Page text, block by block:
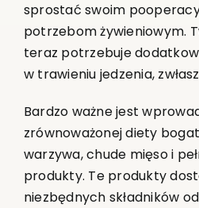
sprostać swoim
potrzebom żywieniowym.
teraz potrzebuje
w trawieniu jedzenia,
Bardzo ważne jest
zrównoważonej diety
warzywa, chude mięso i
produkty. Te produkty
niezbędnych składników